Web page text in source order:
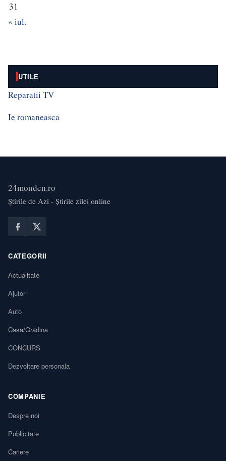
31
« iul.
UTILE
Reparatii TV
Ie romaneasca
24monden.ro
Știrile de Azi - Știrile zilei online
CATEGORII
Actualitate
Ajutor
Auto
Casa/Gradina
CONCURS
Dezvoltare personala
COMPANIE
Despre noi
Publicitate
Cariere